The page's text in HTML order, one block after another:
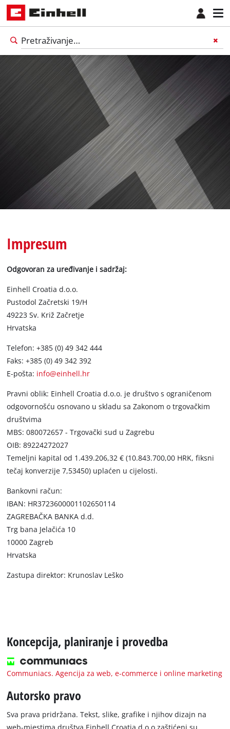
Impresum
Odgovoran za uređivanje i sadržaj:
Einhell Croatia d.o.o.
Pustodol Začretski 19/H
49223 Sv. Križ Začretje
Hrvatska
Telefon: +385 (0) 49 342 444
Faks: +385 (0) 49 342 392
E-pošta: info@einhell.hr
Pravni oblik: Einhell Croatia d.o.o. je društvo s ograničenom
odgovornošću osnovano u skladu sa Zakonom o trgovačkim
društvima
MBS: 080072657 - Trgovački sud u Zagrebu
OIB: 89224272027
Temeljni kapital od 1.439.206,32 € (10.843.700,00 HRK, fiksni
tečaj konverzije 7,53450) uplaćen u cijelosti.
Bankovni račun:
IBAN: HR3723600001102650114
ZAGREBAČKA BANKA d.d.
Trg bana Jelačića 10
10000 Zagreb
Hrvatska
Zastupa direktor: Krunoslav Leško
Koncepcija, planiranje i provedba
Communiacs. Agencija za web, e‐commerce i online marketing
Autorsko pravo
Sva prava pridržana. Tekst, slike, grafike i njihov dizajn na